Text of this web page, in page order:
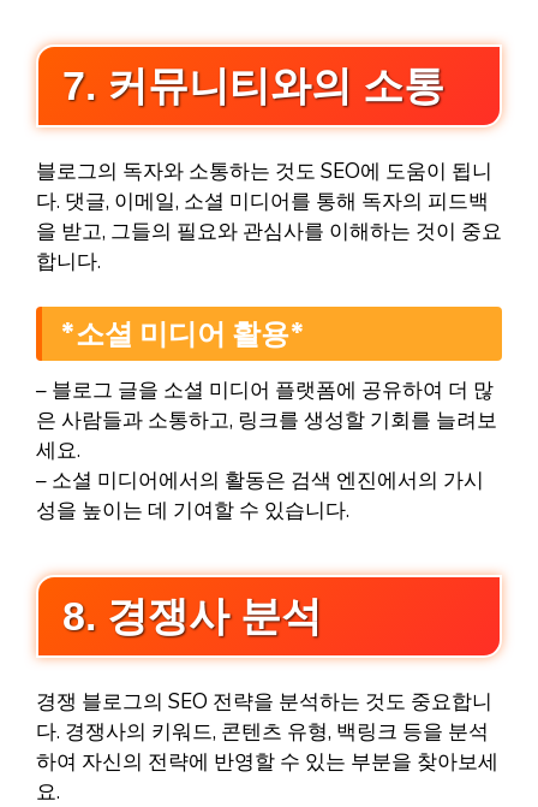
7. 커뮤니티와의 소통
블로그의 독자와 소통하는 것도 SEO에 도움이 됩니
다. 댓글, 이메일, 소셜 미디어를 통해 독자의 피드백
을 받고, 그들의 필요와 관심사를 이해하는 것이 중요
합니다.
*소셜 미디어 활용*
– 블로그 글을 소셜 미디어 플랫폼에 공유하여 더 많
은 사람들과 소통하고, 링크를 생성할 기회를 늘려보
세요.
– 소셜 미디어에서의 활동은 검색 엔진에서의 가시
성을 높이는 데 기여할 수 있습니다.
8. 경쟁사 분석
경쟁 블로그의 SEO 전략을 분석하는 것도 중요합니
다. 경쟁사의 키워드, 콘텐츠 유형, 백링크 등을 분석
하여 자신의 전략에 반영할 수 있는 부분을 찾아보세
요.